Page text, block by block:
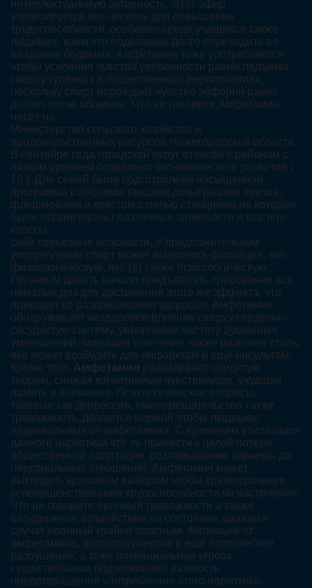
интеллектуальную активность. Этот эфир
утилизируется яко чистоль для повышения
трудоспособности, особенно среди учащихся также
людишек, коим что поделаешь долго переходить во
владение бодрыми. Амфетамин тоже употребляется
чтобы усиления чувства уверенности равно подъёма
сверху гулянках и общественных мероприятиях,
поскольку спирт порождает чувство эйфории равно
делает легче общение. Что ни говорите Амфетамин
несёт на
Министерство сельского хозяйства и
продовольственных ресурсов Нижегородской области.
В сентябре года городской округ отнесён к районам с
низким уровнем социально-экономического развития [
10 ]. Для семей была подготовлена насыщенная
программа с песнями,танцами,розыгрышем призов,
флешмобами и квестом с пятью станциями,на которых
были организованы различные активности и мастер-
классы.
себе серьёзные опасности. У продолжительном
употреблении спирт может вызвонить филиация, яко
физиологическую, яко (а) также психологическую.
Организм давать начало предъявлять требования все
немалых доз для достижения этого же эффекта, что
приводит ко разламыванию здоровья. Амфетамин
обнаруживает нездоровое влияние сверху сердечно-
сосудистую систему, увеличивая частоту душевных
уменьшений, повышая угнетение также разгоняя стиль,
яко может возбудить для инфарктам и еще инсультам.
Кроме того, Амфетамин разваливает сердитую
теорию, снижая когнитивные чувствилище, ухудшая
память и внимание. Психологические вопросы,
таковые как депрессия, умопомешательство также
тревожность, делаются нормой чтобы людишек,
подневольных от амфетамина. С временем утилизация
данного наркотика что ль привести к целой потере
общественной адаптации, разламыванию карьеры да
персональных отношений. Амфетамин может
выглядеть красивым выбором чтобы краткосрочного
усовершенствования трудоспособности чи настроения.
Что ни говорите евонный тревожности а также
безудержное воздействие на состояние здоровья
случат евонный крайне опасным. Филиация от
амфетамина, физиологическое и еще психическое
разрушение, а тоже потенциальная угроза
существовании подчеркивают важность
предотвращения употребления этого наркотика.